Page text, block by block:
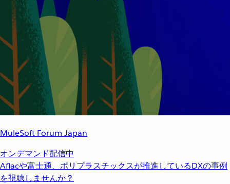
MuleSoft Forum Japan
オンデマンド配信中
Aflacや富士通、ポリプラスチックスが推進しているDXの事例
を視聴しませんか？